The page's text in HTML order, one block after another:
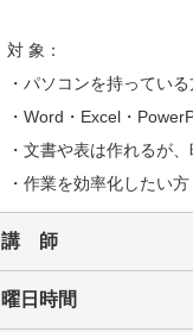
対 象：
・パソコンを持ってい
・Word・Excel・
・文書や表は作れるが
・作業を効率化したい方
講 師
曜日時間